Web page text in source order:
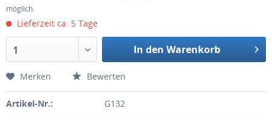
möglich.
Lieferzeit ca. 5 Tage
1 In den Warenkorb
Merken Bewerten
Artikel-Nr.: G132